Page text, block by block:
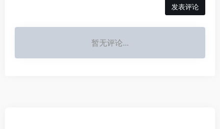
发表评论
暂无评论...